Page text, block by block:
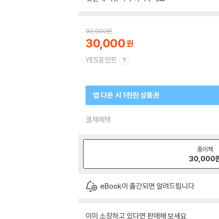
30,000원
30,000
YES포인트
앱 다운 시 1천원 상품권
결제혜택
종이책
30,000
eBook이 출간되면 알려드립니다.
이미 소장하고 있다면 판매해 보세요.